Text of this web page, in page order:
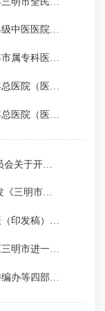
三明市医改领导小组关于进一步加强县级中医医院建设的通知（明医改组〔2025〕4号）
三明市医改领导小组关于印发《2024年市属专科医院党支部书记（院长）年薪考核评分办法》的通知（明医改组〔2025〕3号）
三明市医改领导小组关于印发《2025年总医院（医共体）总会计师目标年薪考评办法》的通知（明医改组〔2025〕2号）
中共三明市委 三明市人民政府关于印发《三明市深化医药卫生体制改革行动方案》的通知（明委发〔2024〕8号）
三明市2024年深化医改重点任务分解表（印发稿）（明医改组〔2024〕4号）